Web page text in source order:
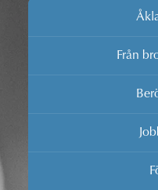
Från